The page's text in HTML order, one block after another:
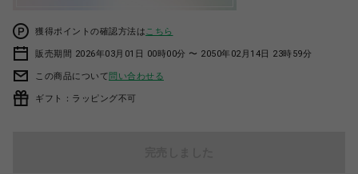
獲得ポイントの確認方法は こちら
販売期間 2026年03月01日 00時00分 〜 2050年02月14日 23時59分
この商品について問い合わせる
ギフト：ラッピング不可